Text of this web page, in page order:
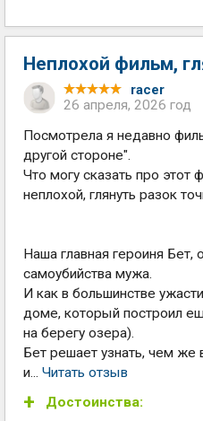
Неплохой фильм,
racer
26 апреля, 2026 год
Посмотрела я недавно
другой стороне".
Что могу сказать про этот
неплохой, глянуть разок
Наша главная героиня Бет,
самоубийства мужа.
И как в большинстве
доме, который построил
на берегу озера).
Бет решает узнать, чем же
и... Читать отзыв
Достоинства: